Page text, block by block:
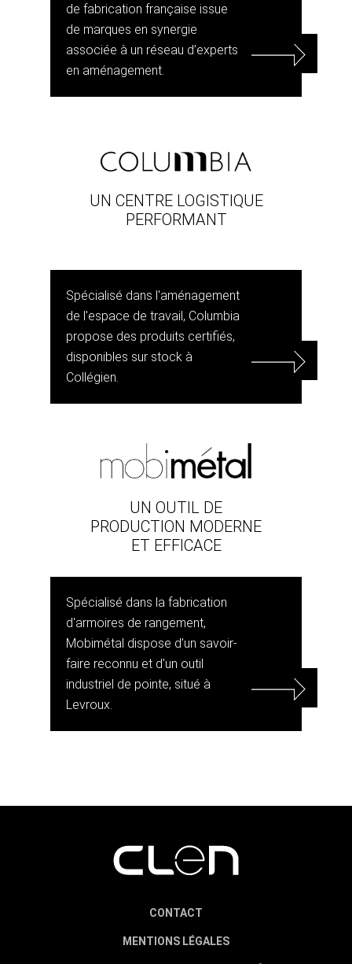
de fabrication française issue
de marques en synergie
associée à un réseau d’experts
en aménagement.
UN CENTRE LOGISTIQUE
PERFORMANT
Spécialisé dans l'aménagement
de l'espace de travail, Columbia
propose des produits certifiés,
disponibles sur stock à
Collégien.
UN OUTIL DE
PRODUCTION MODERNE
ET EFFICACE
Spécialisé dans la fabrication
d'armoires de rangement,
Mobimétal dispose d'un savoir-
faire reconnu et d'un outil
industriel de pointe, situé à
Levroux.
CONTACT
MENTIONS LÉGALES